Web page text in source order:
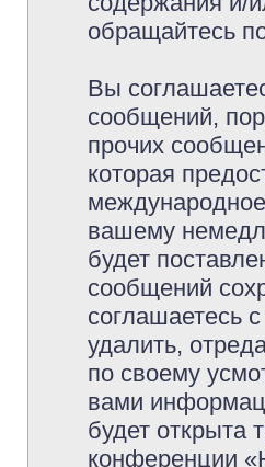
обращайтесь
Вы
сообщений,
прочих
которая
вашему
будет
сообщений
соглашаетесь
удалить,
по своему
вами
будет открыта
конференции